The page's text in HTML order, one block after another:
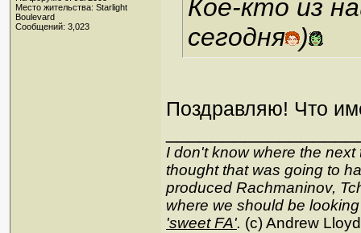
Место жительства: Starlight
Boulevard
Сообщений: 3,023
Кое-кто из
сегодня )
Поздравляю! Что
I don't know where the
thought that was going to
produced Rachmaninov,
where we should be
'sweet FA'. (c) Andrew